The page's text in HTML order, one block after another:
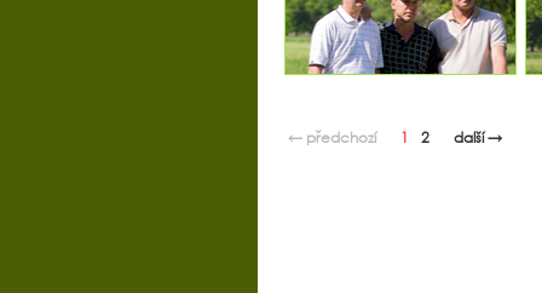
← předchozí 1 2 další →